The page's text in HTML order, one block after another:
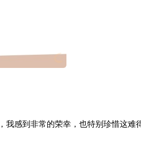
我感到非常的荣幸，也特别珍惜这难